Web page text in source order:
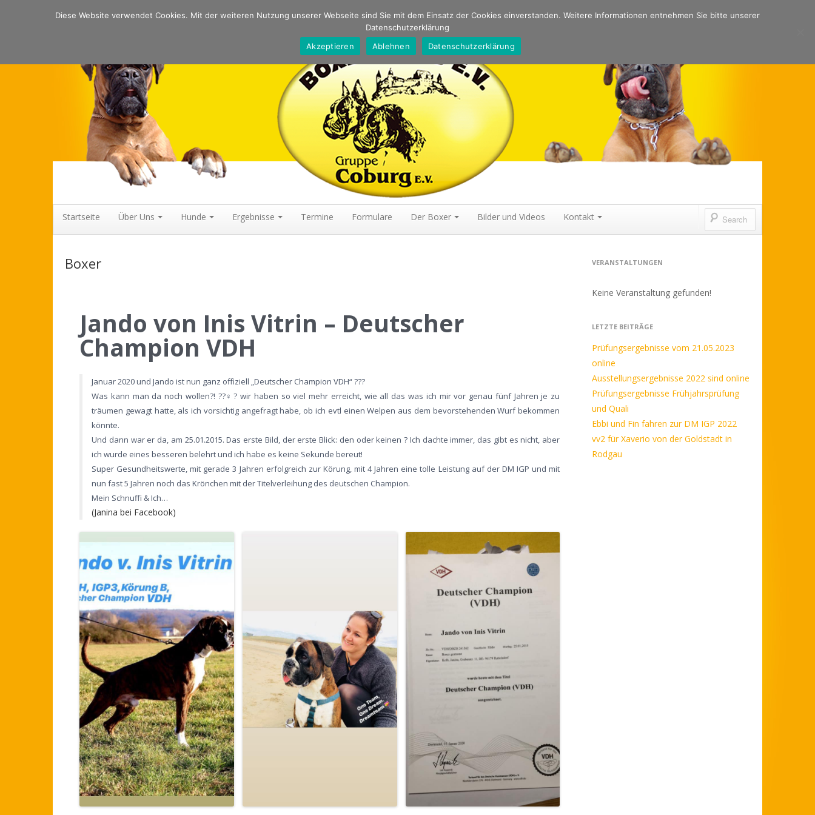
AUSBILDUNG VON GEBRAUCHSHUNDEN, BOXERZUCHT, AUSSTELLUNG, HUNDESPORT, IPO, UNTERORDNUNG, FÄHRTE, WELPEN
Startseite Über Uns Hunde Ergebnisse Termine Formulare Der Boxer Bilder und Videos Kontakt
Boxer
Jando von Inis Vitrin – Deutscher
Champion VDH
Januar 2020 und Jando ist nun ganz offiziell „Deutscher Champion VDH“ ???
Was kann man da noch wollen?! ??‍♀️? wir haben so viel mehr erreicht, wie all das was ich mir vor genau fünf Jahren je zu
träumen gewagt hatte, als ich vorsichtig angefragt habe, ob ich evtl einen Welpen aus dem bevorstehenden Wurf bekommen
könnte.
Und dann war er da, am 25.01.2015. Das erste Bild, der erste Blick: den oder keinen ? Ich dachte immer, das gibt es nicht, aber
ich wurde eines besseren belehrt und ich habe es keine Sekunde bereut!
Super Gesundheitswerte, mit gerade 3 Jahren erfolgreich zur Körung, mit 4 Jahren eine tolle Leistung auf der DM IGP und mit
nun fast 5 Jahren noch das Krönchen mit der Titelverleihung des deutschen Champion.
Mein Schnuffi & Ich…
(Janina bei Facebook)
VERANSTALTUNGEN
Keine Veranstaltung gefunden!
LETZTE BEITRÄGE
Prüfungsergebnisse vom 21.05.2023
online
Ausstellungsergebnisse 2022 sind online
Prüfungsergebnisse Frühjahrsprüfung
und Quali
Ebbi und Fin fahren zur DM IGP 2022
vv2 für Xaverio von der Goldstadt in
Rodgau
Diese Website verwendet Cookies. Mit der weiteren Nutzung unserer Webseite sind Sie mit dem Einsatz der Cookies einverstanden. Weitere Informationen entnehmen Sie bitte unserer
Datenschutzerklärung
Akzeptieren
Ablehnen Datenschutzerklärung